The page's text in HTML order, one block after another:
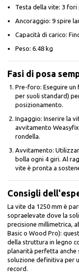
Testa della vite: 3
Ancoraggio: 9 spire
Capacità di carico:
Peso: 6.48 kg
Fasi di posa
Pre-foro: Eseguire un
per suoli standard)
posizionamento.
Ingaggio: Inserire la
avvitamento
rondella.
Avvitamento:
bolla ogni 4 giri. Al
vite è pronta a
Consigli
La vite da 1250 mm è
sopraelevate dove la
precisione millimetrica,
Basic o Wood Pro):
della struttura in legno
planarità perfetta anche
soluzione definitiva per
record.